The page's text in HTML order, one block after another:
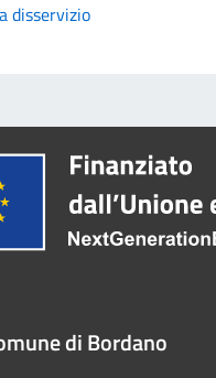
disservizio
di Bordano